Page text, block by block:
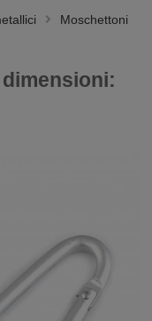
Moschettoni